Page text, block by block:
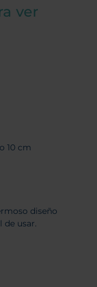
ver
10 cm
diseño
de usar.